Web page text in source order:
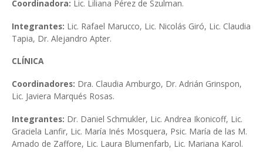
Coordinadora: Lic. Liliana Pérez de Szulman.
Integrantes: Lic. Rafael Marucco, Lic. Nicolás Giró, Lic. Claudia
Tapia, Dr. Alejandro Apter.
CLÍNICA
Coordinadores: Dra. Claudia Amburgo, Dr. Adrián Grinspon,
Lic. Javiera Marqués Rosas.
Integrantes: Dr. Daniel Schmukler, Lic. Andrea Ikonicoff, Lic.
Graciela Lanfir, Lic. María Inés Mosquera, Psic. María de las M.
Amado de Zaffore, Lic. Laura Blumenfarb, Lic. Mariana Karol.